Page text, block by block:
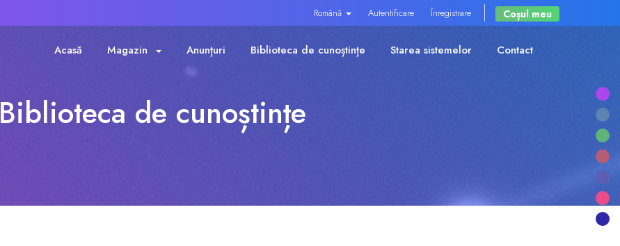
Română Autentificare Înregistrare Coșul meu
Acasă Magazin Anunțuri Biblioteca de cunoștințe Starea sistemelor Contact
Biblioteca de cunoștințe